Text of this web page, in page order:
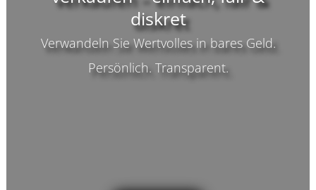
diskret
Verwandeln Sie Wertvolles in bares Geld.
Persönlich. Transparent.